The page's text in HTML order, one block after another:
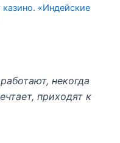
казино. «Индейские
некогда
приходят к